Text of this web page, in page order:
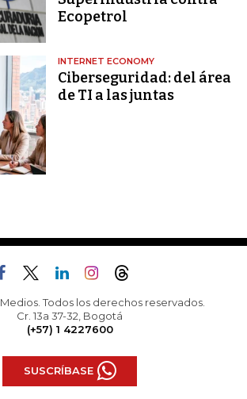
Ecopetrol
INTERNET ECONOMY
Ciberseguridad: del área
de TI a las juntas
Todos los derechos reservados.
Cr. 13a 37-32, Bogotá
(+57) 1 4227600
SUSCRÍBASE